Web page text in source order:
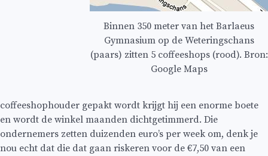
Binnen 350 meter van het Barlaeus
Gymnasium op de Weteringschans
(paars) zitten 5 coffeeshops (rood). Bron:
Google Maps
coffeeshophouder gepakt wordt krijgt hij een enorme boete
en wordt de winkel maanden dichtgetimmerd. Die
ondernemers zetten duizenden euro’s per week om, denk je
nou echt dat die dat gaan riskeren voor de €7,50 van een